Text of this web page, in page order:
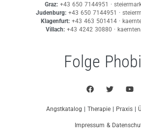
Graz: +43 650 7144951 ·
Judenburg: +43 650 7144951 ·
Klagenfurt: +43 463 501414 ·
Villach: +43 4242 30880 ·
Folge
Angstkatalog | Therapie | Praxis |
Impressum &